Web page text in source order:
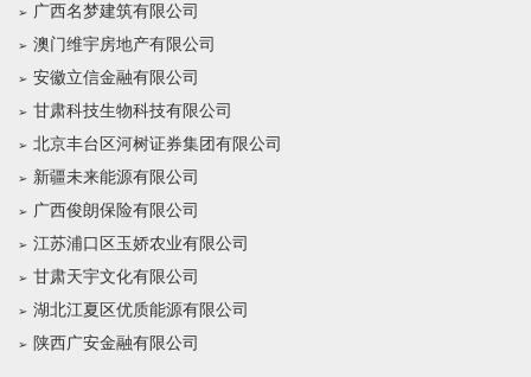
广西名梦建筑有限公司
澳门维宇房地产有限公司
安徽立信金融有限公司
甘肃科技生物科技有限公司
北京丰台区河树证券集团有限公司
新疆未来能源有限公司
广西俊朗保险有限公司
江苏浦口区玉娇农业有限公司
甘肃天宇文化有限公司
湖北江夏区优质能源有限公司
陕西广安金融有限公司